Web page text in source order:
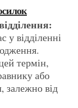
у відділенні
термін,
або
залежно від